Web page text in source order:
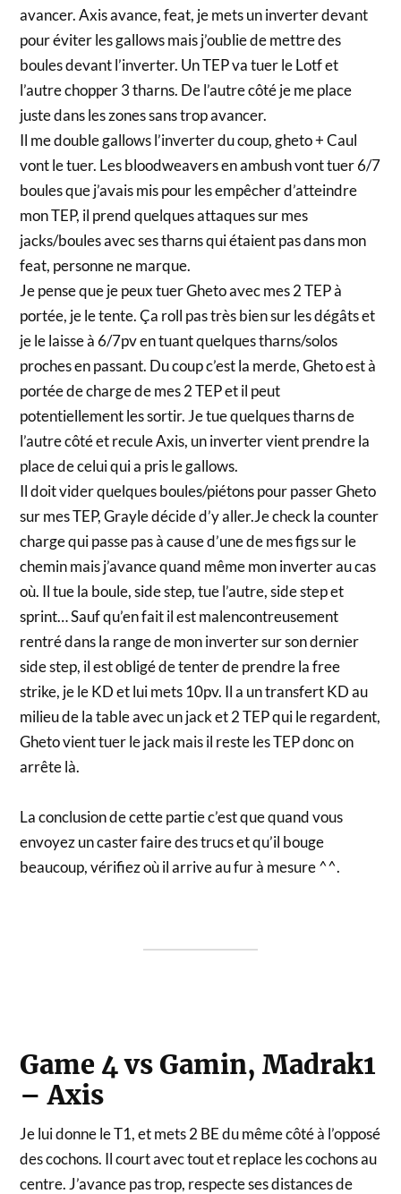
avancer. Axis avance, feat, je mets un inverter devant
pour éviter les gallows mais j’oublie de mettre des
boules devant l’inverter. Un TEP va tuer le Lotf et
l’autre chopper 3 tharns. De l’autre côté je me place
juste dans les zones sans trop avancer.
Il me double gallows l’inverter du coup, gheto + Caul
vont le tuer. Les bloodweavers en ambush vont tuer 6/7
boules que j’avais mis pour les empêcher d’atteindre
mon TEP, il prend quelques attaques sur mes
jacks/boules avec ses tharns qui étaient pas dans mon
feat, personne ne marque.
Je pense que je peux tuer Gheto avec mes 2 TEP à
portée, je le tente. Ça roll pas très bien sur les dégâts et
je le laisse à 6/7pv en tuant quelques tharns/solos
proches en passant. Du coup c’est la merde, Gheto est à
portée de charge de mes 2 TEP et il peut
potentiellement les sortir. Je tue quelques tharns de
l’autre côté et recule Axis, un inverter vient prendre la
place de celui qui a pris le gallows.
Il doit vider quelques boules/piétons pour passer Gheto
sur mes TEP, Grayle décide d’y aller.Je check la counter
charge qui passe pas à cause d’une de mes figs sur le
chemin mais j’avance quand même mon inverter au cas
où. Il tue la boule, side step, tue l’autre, side step et
sprint… Sauf qu’en fait il est malencontreusement
rentré dans la range de mon inverter sur son dernier
side step, il est obligé de tenter de prendre la free
strike, je le KD et lui mets 10pv. Il a un transfert KD au
milieu de la table avec un jack et 2 TEP qui le regardent,
Gheto vient tuer le jack mais il reste les TEP donc on
arrête là.
La conclusion de cette partie c’est que quand vous
envoyez un caster faire des trucs et qu’il bouge
beaucoup, vérifiez où il arrive au fur à mesure ^^.
Game 4 vs Gamin, Madrak1
– Axis
Je lui donne le T1, et mets 2 BE du même côté à l’opposé
des cochons. Il court avec tout et replace les cochons au
centre. J’avance pas trop, respecte ses distances de